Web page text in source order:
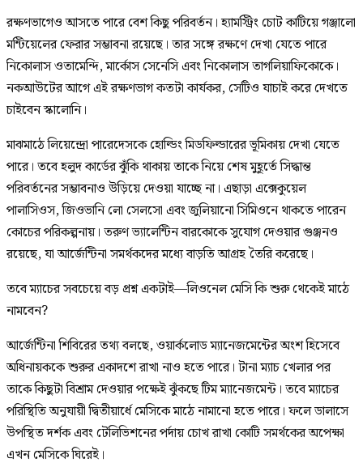
রক্ষণভাগেও আসতে পারে বেশ কিছু পরিবর্তন। হ্যামস্ট্রিং চোট কাটিয়ে গঞ্জালো
মন্টিয়েলের ফেরার সম্ভাবনা রয়েছে। তার সঙ্গে রক্ষণে দেখা যেতে পারে
নিকোলাস ওতামেন্দি, মার্কোস সেনেসি এবং নিকোলাস তাগলিয়াফিকোকে।
নকআউটের আগে এই রক্ষণভাগ কতটা কার্যকর, সেটিও যাচাই করে দেখতে
চাইবেন স্কালোনি।
মাঝমাঠে লিয়েন্দ্রো পারেদেসকে হোল্ডিং মিডফিল্ডারের ভূমিকায় দেখা যেতে
পারে। তবে হলুদ কার্ডের ঝুঁকি থাকায় তাকে নিয়ে শেষ মুহূর্তে সিদ্ধান্ত
পরিবর্তনের সম্ভাবনাও উড়িয়ে দেওয়া যাচ্ছে না। এছাড়া এক্সেকুয়েল
পালাসিওস, জিওভানি লো সেলসো এবং জুলিয়ানো সিমিওনে থাকতে পারেন
কোচের পরিকল্পনায়। তরুণ ভ্যালেন্টিন বারকোকে সুযোগ দেওয়ার গুঞ্জনও
রয়েছে, যা আর্জেন্টিনা সমর্থকদের মধ্যে বাড়তি আগ্রহ তৈরি করেছে।
তবে ম্যাচের সবচেয়ে বড় প্রশ্ন একটাই—লিওনেল মেসি কি শুরু থেকেই মাঠে
নামবেন?
আর্জেন্টিনা শিবিরের তথ্য বলছে, ওয়ার্কলোড ম্যানেজমেন্টের অংশ হিসেবে
অধিনায়ককে শুরুর একাদশে রাখা নাও হতে পারে। টানা ম্যাচ খেলার পর
তাকে কিছুটা বিশ্রাম দেওয়ার পক্ষেই ঝুঁকছে টিম ম্যানেজমেন্ট। তবে ম্যাচের
পরিস্থিতি অনুযায়ী দ্বিতীয়ার্ধে মেসিকে মাঠে নামানো হতে পারে। ফলে ডালাসে
উপস্থিত দর্শক এবং টেলিভিশনের পর্দায় চোখ রাখা কোটি সমর্থকের অপেক্ষা
এখন মেসিকে ঘিরেই।